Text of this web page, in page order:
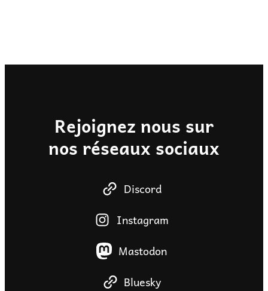
Rejoignez nous sur
nos réseaux sociaux
Discord
Instagram
Mastodon
Bluesky